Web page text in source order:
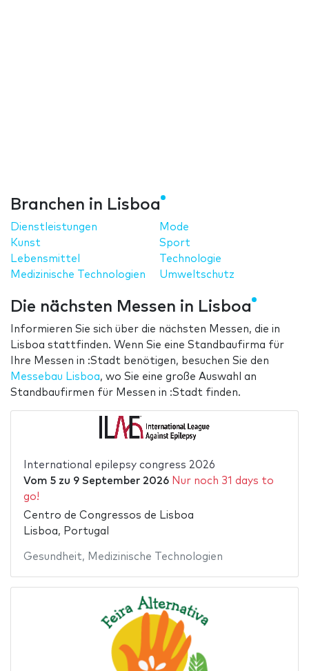
Branchen in Lisboa
Dienstleistungen
Kunst
Lebensmittel
Medizinische Technologien
Mode
Sport
Technologie
Umweltschutz
Die nächsten Messen in Lisboa
Informieren Sie sich über die nächsten Messen, die in
Lisboa stattfinden. Wenn Sie eine Standbaufirma für
Ihre Messen in :Stadt benötigen, besuchen Sie den
Messebau Lisboa, wo Sie eine große Auswahl an
Standbaufirmen für Messen in :Stadt finden.
International epilepsy congress 2026
Vom 5zu 9 September 2026 Nur noch 31 days to
go!
Centro de Congressos de Lisboa
Lisboa, Portugal
Gesundheit, Medizinische Technologien